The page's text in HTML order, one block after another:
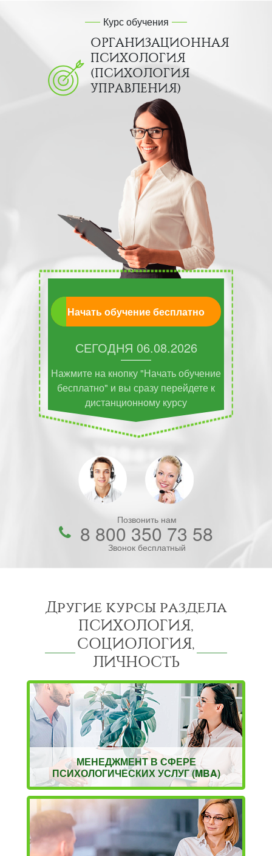
Курс обучения
ОРГАНИЗАЦИОННАЯ
ПСИХОЛОГИЯ
(ПСИХОЛОГИЯ
УПРАВЛЕНИЯ)
Начать обучение бесплатно
СЕГОДНЯ 06.08.2026
Нажмите на кнопку "Начать обучение
бесплатно" и вы сразу перейдете к
дистанционному курсу
Позвонить нам
8 800 350 73 58
Звонок бесплатный
Другие курсы раздела
ПСИХОЛОГИЯ,
СОЦИОЛОГИЯ,
ЛИЧНОСТЬ
МЕНЕДЖМЕНТ В СФЕРЕ
ПСИХОЛОГИЧЕСКИХ УСЛУГ (MBA)